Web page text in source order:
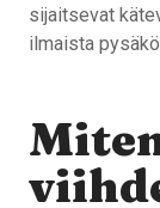
sijaitsevat
ilmaista